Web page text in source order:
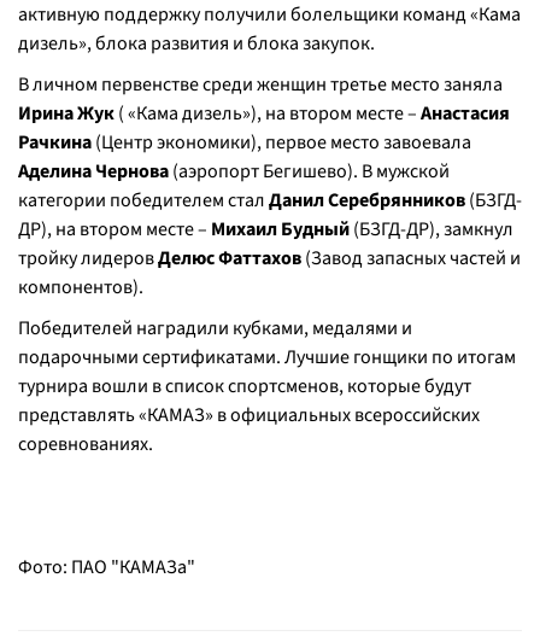
активную поддержку получили болельщики команд «Кама
дизель», блока развития и блока закупок.
В личном первенстве среди женщин третье место заняла
Ирина Жук( «Кама дизель»), на втором месте –Анастасия
Рачкина(Центр экономики), первое место завоевала
Аделина Чернова(аэропорт Бегишево). В мужской
категории победителем сталДанил Серебрянников(БЗГД-
ДР), на втором месте – Михаил Будный(БЗГД-ДР), замкнул
тройку лидеровДелюс Фаттахов(Завод запасных частей и
компонентов).
Победителей наградили кубками, медалями и
подарочными сертификатами. Лучшие гонщики по итогам
турнира вошли в список спортсменов, которые будут
представлять «КАМАЗ» в официальных всероссийских
соревнованиях.
Фото: ПАО "КАМАЗа"